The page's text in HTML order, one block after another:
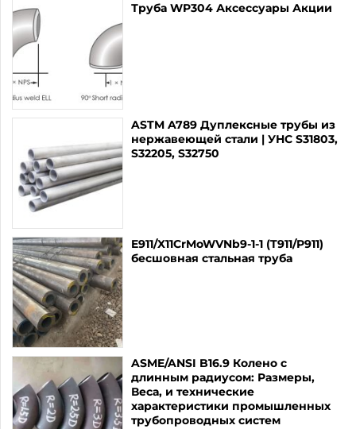
Труба WP304 Аксессуары Акции
ASTM A789 Дуплексные трубы из
нержавеющей стали | УНС S31803,
S32205, S32750
E911/X11CrMoWVNb9-1-1 (T911/P911)
бесшовная стальная труба
ASME/ANSI B16.9 Колено с
длинным радиусом: Размеры,
Веса, и технические
характеристики промышленных
трубопроводных систем